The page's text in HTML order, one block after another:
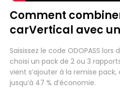
Comment
carVertical avec
Saisissez le code ODOPASS
choisi un pack de 2 ou 3
vient s’ajouter à la remise
jusqu’à 47 % d’économie.